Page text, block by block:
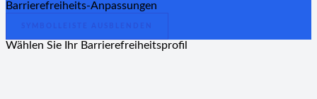
Barrierefreiheits-Anpassungen
Wählen Sie Ihr Barrierefreiheitsprofil